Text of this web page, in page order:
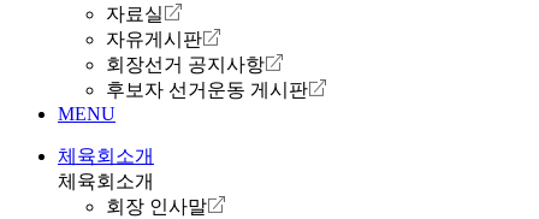
자료실
자유게시판
회장선거 공지사항
후보자 선거운동 게시판
MENU
체육회소개
체육회소개
회장 인사말